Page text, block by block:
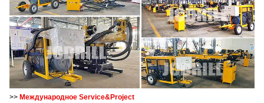
>> Международное Service&Project